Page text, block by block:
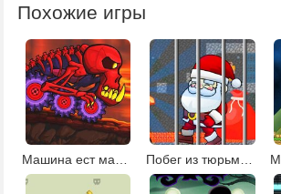
Похожие игры